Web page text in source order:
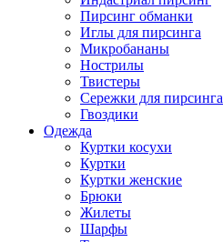
Пирсинг обманки
Иглы для пирсинга
Микробананы
Нострилы
Твистеры
Сережки для пирсинга
Гвоздики
Одежда
Куртки косухи
Куртки
Куртки женские
Брюки
Жилеты
Шарфы